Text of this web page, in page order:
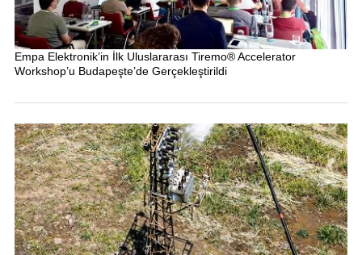
Empa Elektronik’in İlk Uluslararası Tiremo® Accelerator
Workshop’u Budapeşte’de Gerçekleştirildi